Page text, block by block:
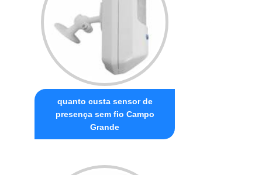
quanto custa sensor de
presença sem fio Campo
Grande